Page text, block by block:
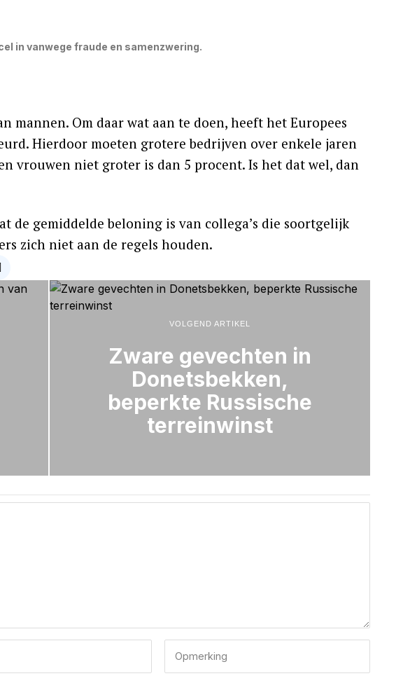
in vanwege fraude en samenzwering.
Om daar wat aan te doen, heeft het Europees
Hierdoor moeten grotere bedrijven over enkele jaren
vrouwen niet groter is dan 5 procent. Is het dat wel, dan
de gemiddelde beloning is van collega’s die soortgelijk
zich niet aan de regels houden.
VOLGEND ARTIKEL
Zware gevechten in
Donetsbekken,
beperkte Russische
terreinwinst